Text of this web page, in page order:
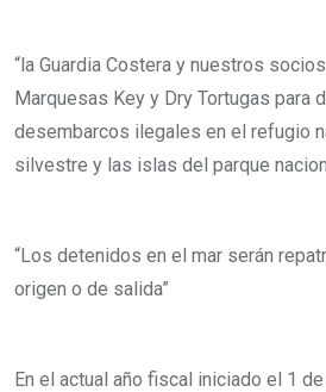
“la Guardia Costera y nuestros
Marquesas Key y Dry Tortugas para
desembarcos ilegales en el refugio
silvestre y las islas del parque
“Los detenidos en el mar serán
origen o de salida”
En el actual año fiscal iniciado el 1